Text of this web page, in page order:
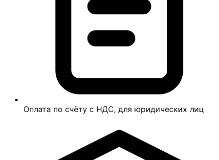
Оплата по счёту с НДС, для юридических лиц